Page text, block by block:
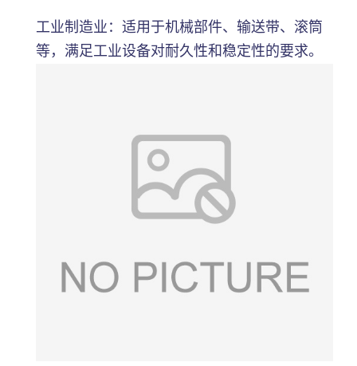
工业制造业：适用于机械部件、输送带、滚筒
等，满足工业设备对耐久性和稳定性的要求。